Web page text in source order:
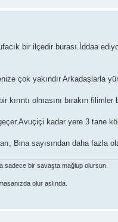
bir ilçedir burası.İddaa
çok yakındır Arkadaşlarla
kırıntı olmasını bırakın
kadar yere 3 tane
Bina sayısından daha fazla
sadece bir savaşta mağlup olursun.
olur aslında.